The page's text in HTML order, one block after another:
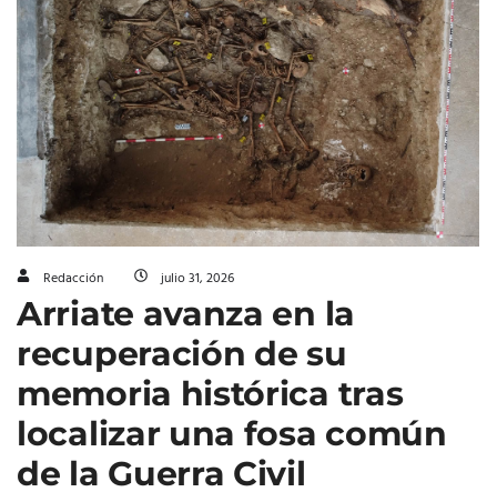
Redacción julio 31, 2026
Arriate avanza en la
recuperación de su
memoria histórica tras
localizar una fosa común
de la Guerra Civil